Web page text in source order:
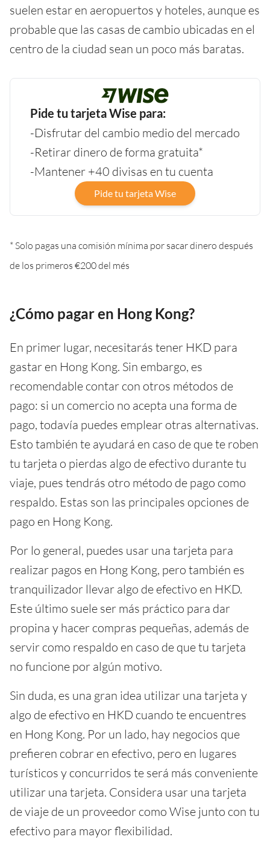
suelen estar en aeropuertos y hoteles, aunque es
probable que las casas de cambio ubicadas en el
centro de la ciudad sean un poco más baratas.
Pide tu tarjeta Wise para:
-Disfrutar del cambio medio del mercado
-Retirar dinero de forma gratuita*
-Mantener +40 divisas en tu cuenta
Pide tu tarjeta Wise
* Solo pagas una comisión mínima por sacar dinero después
de los primeros €200 del més
¿Cómo pagar en Hong Kong?
En primer lugar, necesitarás tener HKD para
gastar en Hong Kong. Sin embargo, es
recomendable contar con otros métodos de
pago: si un comercio no acepta una forma de
pago, todavía puedes emplear otras alternativas.
Esto también te ayudará en caso de que te roben
tu tarjeta o pierdas algo de efectivo durante tu
viaje, pues tendrás otro método de pago como
respaldo. Estas son las principales opciones de
pago en Hong Kong.
Por lo general, puedes usar una tarjeta para
realizar pagos en Hong Kong, pero también es
tranquilizador llevar algo de efectivo en HKD.
Este último suele ser más práctico para dar
propina y hacer compras pequeñas, además de
servir como respaldo en caso de que tu tarjeta
no funcione por algún motivo.
Sin duda, es una gran idea utilizar una tarjeta y
algo de efectivo en HKD cuando te encuentres
en Hong Kong. Por un lado, hay negocios que
prefieren cobrar en efectivo, pero en lugares
turísticos y concurridos te será más conveniente
utilizar una tarjeta. Considera usar una tarjeta
de viaje de un proveedor como Wise junto con tu
efectivo para mayor flexibilidad.